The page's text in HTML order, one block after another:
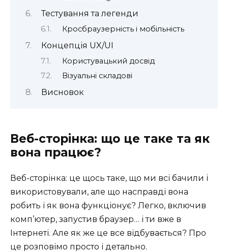
Тестування та легенди
Кросбраузерність і мобільність
Концепція UX/UI
Користувацький досвід
Візуальні складові
Висновок
Веб-сторінка: що це таке та як
вона працює?
Веб-сторінка: це щось таке, що ми всі бачили і
використовували, але що насправді вона
робить і як вона функціонує? Легко, включив
комп’ютер, запустив браузер… і ти вже в
Інтернеті. Але як же це все відбувається? Про
це розповімо просто і детально.